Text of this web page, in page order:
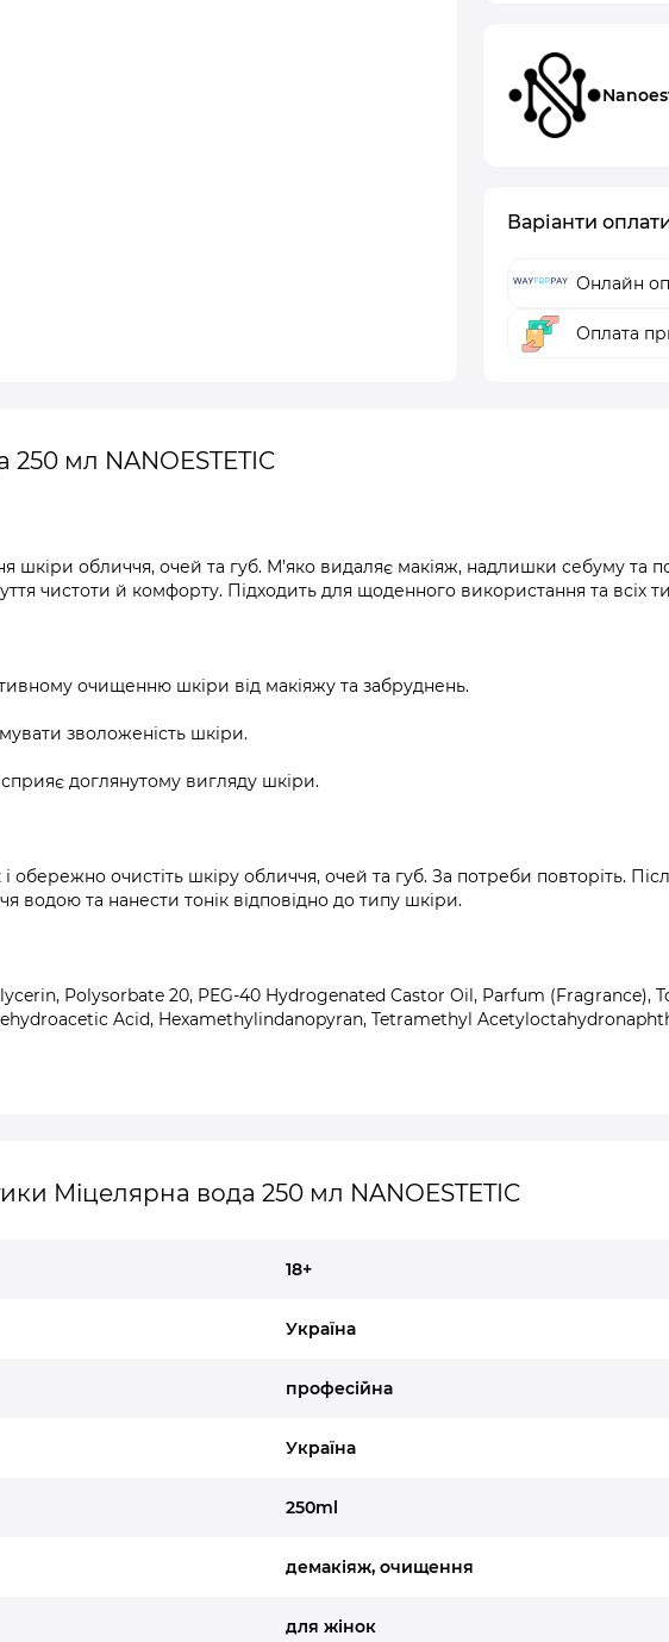
Варіанти
Онлайн
Оплата
мл NANOESTETIC
шкіри обличчя, очей та губ. М’яко видаляє макіяж, надлишки себуму та
чистоти й комфорту. Підходить для щоденного використання та всіх
очищенню шкіри від макіяжу та забруднень.
зволоженість шкіри.
доглянутому вигляду шкіри.
і обережно очистіть шкіру обличчя, очей та губ. За потреби повторіть.
водою та нанести тонік відповідно до типу шкіри.
Polysorbate 20, PEG-40 Hydrogenated Castor Oil, Parfum (Fragrance),
Acid, Hexamethylindanopyran, Tetramethyl
Міцелярна вода 250 мл NANOESTETIC
18+
Україна
професійна
Україна
250ml
демакіяж, очищення
для жінок